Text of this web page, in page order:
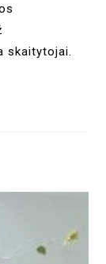
skaitytojai.